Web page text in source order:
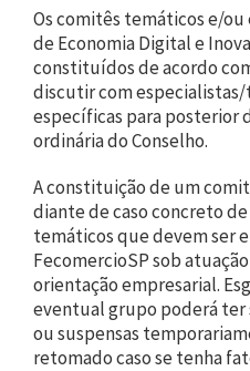
Os comitês temáticos e/ou
de Economia Digital e
constituídos de acordo
discutir com
específicas para posterior
ordinária do Conselho.
A constituição de um
diante de caso concreto
temáticos que devem ser
FecomercioSP sob
orientação empresarial.
eventual grupo poderá ter
ou suspensas
retomado caso se tenha